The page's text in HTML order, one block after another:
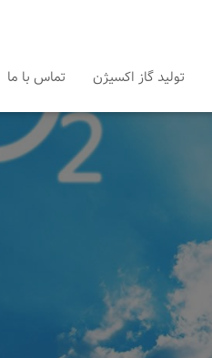
تولید گاز اکسیژن تماس با ما